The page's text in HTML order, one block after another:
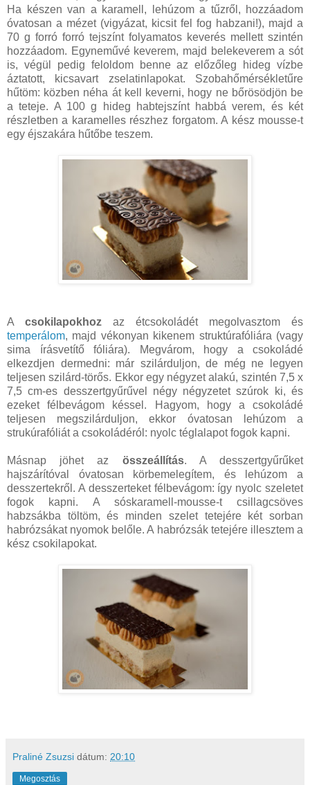
Ha készen van a karamell, lehúzom a tűzről, hozzáadom
óvatosan a mézet (vigyázat, kicsit fel fog habzani!), majd a
70 g forró forró tejszínt folyamatos keverés mellett szintén
hozzáadom. Egyneművé keverem, majd belekeverem a sót
is, végül pedig feloldom benne az előzőleg hideg vízbe
áztatott, kicsavart zselatinlapokat. Szobahőmérsékletűre
hűtöm: közben néha át kell keverni, hogy ne bőrösödjön be
a teteje. A 100 g hideg habtejszínt habbá verem, és két
részletben a karamelles részhez forgatom. A kész mousse-t
egy éjszakára hűtőbe teszem.
A csokilapokhoz az étcsokoládét megolvasztom és
temperálom, majd vékonyan kikenem struktúrafóliára (vagy
sima írásvetítő fóliára). Megvárom, hogy a csokoládé
elkezdjen dermedni: már szilárduljon, de még ne legyen
teljesen szilárd-törős. Ekkor egy négyzet alakú, szintén 7,5 x
7,5 cm-es desszertgyűrűvel négy négyzetet szúrok ki, és
ezeket félbevágom késsel. Hagyom, hogy a csokoládé
teljesen megszilárduljon, ekkor óvatosan lehúzom a
strukúrafóliát a csokoládéról: nyolc téglalapot fogok kapni.
Másnap jöhet az összeállítás. A desszertgyűrűket
hajszárítóval óvatosan körbemelegítem, és lehúzom a
desszertekről. A desszerteket félbevágom: így nyolc szeletet
fogok kapni. A sóskaramell-mousse-t csillagcsöves
habzsákba töltöm, és minden szelet tetejére két sorban
habrózsákat nyomok belőle. A habrózsák tetejére illesztem a
kész csokilapokat.
Praliné Zsuzsi dátum: 20:10
Megosztás